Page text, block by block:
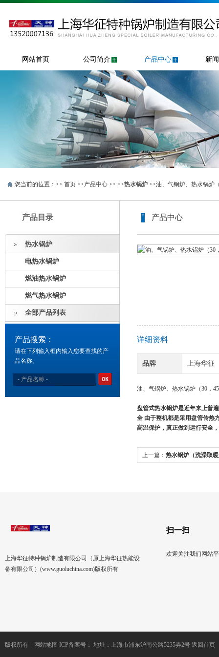
网站首页 公司简介 产品中心 新
您当前的位置：>> 首页 >>产品中心 >> >>热水锅炉 >>油、气锅炉、热水锅炉
产品目录
热水锅炉
电热水锅炉
燃油热水锅炉
燃气热水锅炉
全部产品列表
产品搜索：
请在下列输入框内输入您要查找的产
品名称。
产品中心
详细资料
品牌 上海华征
油、气锅炉、热水锅炉（30，
盘管式热水锅炉是近年来上普
全 由于整机都是采用盘管传热
高温保护，真正做到运行安全
上一篇： 热水锅炉（洗澡取
上海华征特种锅炉制造有限公司（原上海华征热能设
备有限公司）(www.guoluchina.com)版权所有
扫一扫
欢迎关注我们网站
版权所有 网站地图 ICP备案号： 地址：上海市浦东沪南公路5235弄2号 返回首页